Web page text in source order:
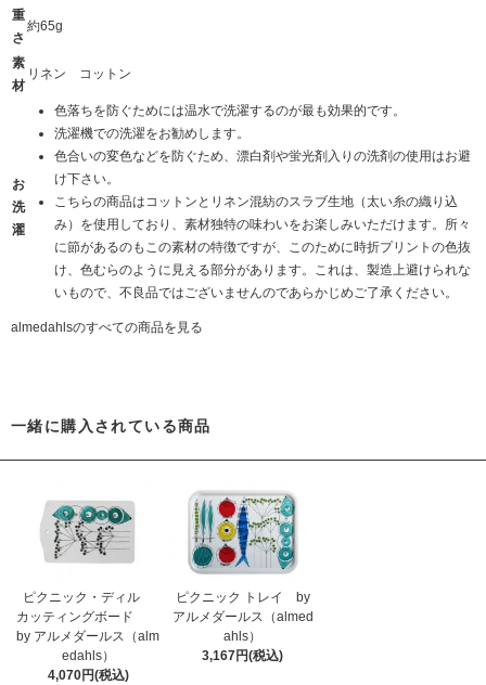
重
さ
約65g
素
材
リネン コットン
お
洗
濯
色落ちを防ぐためには温水で洗濯するのが最も効果的です。
洗濯機での洗濯をお勧めします。
色合いの変色などを防ぐため、漂白剤や蛍光剤入りの洗剤の使用はお避
け下さい。
こちらの商品はコットンとリネン混紡のスラブ生地（太い糸の織り込
み）を使用しており、素材独特の味わいをお楽しみいただけます。所々
に節があるのもこの素材の特徴ですが、このために時折プリントの色抜
け、色むらのように見える部分があります。これは、製造上避けられな
いもので、不良品ではございませんのであらかじめご了承ください。
almedahlsのすべての商品を見る
一緒に購入されている商品
ピクニック・ディル
カッティングボード
by アルメダールス（alm
edahls）
4,070円(税込)
ピクニック トレイ by
アルメダールス（almed
ahls）
3,167円(税込)